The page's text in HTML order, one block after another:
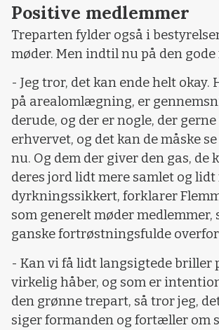
Positive medlemmer
Treparten fylder også i
møder. Men indtil nu på den gode
- Jeg tror, det kan ende helt okay.
på arealomlægning, er
derude, og der er nogle, der
erhvervet, og det kan de måske
nu. Og dem der giver den gas, de
deres jord lidt mere samlet og lidt
dyrkningssikkert, forklarer
som generelt møder medlemmer,
ganske fortrøstningsfulde
- Kan vi få lidt langsigtede briller
virkelig håber, og som er
den grønne trepart, så tror jeg,
siger formanden og fortæller om